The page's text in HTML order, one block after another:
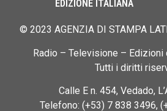
EDIZIONE ITALIANA
© 2023 AGENZIA DI STAMPA
Radio – Televisione – Edizioni
Tutti i diritti
Calle E n. 454, Vedado,
Telefono: (+53) 7 838 3496,